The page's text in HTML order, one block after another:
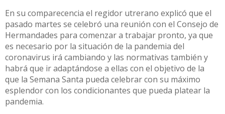
En su comparecencia el regidor utrerano explicó que el
pasado martes se celebró una reunión con el Consejo de
Hermandades para comenzar a trabajar pronto, ya que
es necesario por la situación de la pandemia del
coronavirus irá cambiando y las normativas también y
habrá que ir adaptándose a ellas con el objetivo de la
que la Semana Santa pueda celebrar con su máximo
esplendor con los condicionantes que pueda platear la
pandemia.